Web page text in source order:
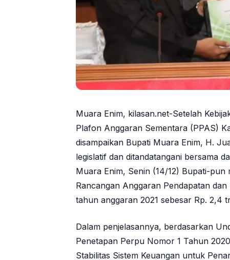
Muara Enim, kilasan.net-Setelah
Plafon Anggaran Sementara (PPAS)
disampaikan Bupati Muara Enim, H.
legislatif dan ditandatangani bersama
Muara Enim, Senin (14/12) Bupati-
Rancangan Anggaran Pendapatan
tahun anggaran 2021 sebesar Rp. 2,4
Dalam penjelasannya, berdasarkan
Penetapan Perpu Nomor 1 Tahun
Stabilitas Sistem Keuangan untuk